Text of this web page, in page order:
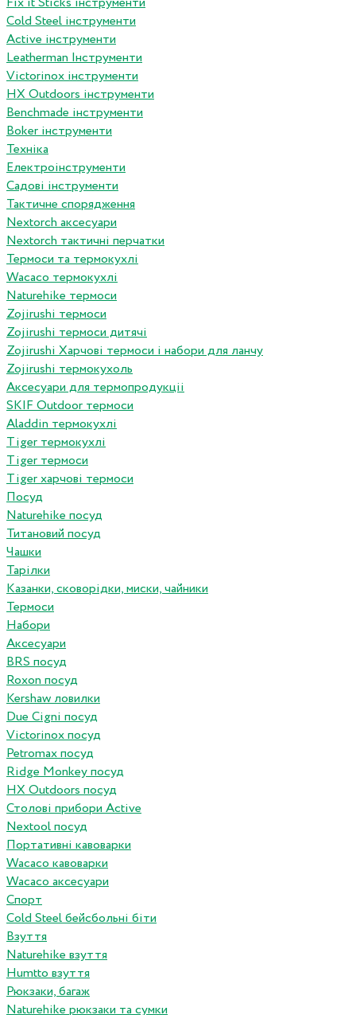
Сold Steel інструменти
Active інструменти
Leatherman Інструменти
Victorinox інструменти
HX Outdoors інструменти
Benchmade інструменти
Boker інструменти
Техніка
Електроінструменти
Садові інструменти
Тактичне спорядження
Nextorch аксесуари
Nextorch тактичні перчатки
Термоси та термокухлі
Wacaco термокухлі
Naturehike термоси
Zojirushi термоси
Zojirushi термоси дитячі
Zojirushi Харчові термоси і набори для ланчу
Zojirushi термокухоль
Аксесуари для термопродукціі
SKIF Outdoor термоси
Aladdin термокухлі
Tiger термокухлі
Tiger термоси
Tiger харчові термоси
Посуд
Naturehike посуд
Титановий посуд
Чашки
Тарілки
Казанки, сковорідки, миски, чайники
Термоси
Набори
Аксесуари
BRS посуд
Roxon посуд
Kershaw ловилки
Due Cigni посуд
Victorinox посуд
Petromax посуд
Ridge Monkey посуд
HX Outdoors посуд
Столові прибори Active
Nextool посуд
Портативні кавоварки
Wacaco кавоварки
Wacaco аксесуари
Спорт
Cold Steel бейсбольні біти
Взуття
Naturehike взуття
Humtto взуття
Рюкзаки, багаж
Naturehike рюкзаки та сумки